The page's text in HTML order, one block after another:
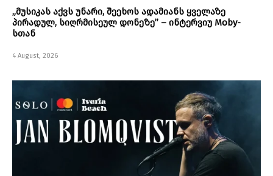
„მუსიკას აქვს უნარი, შეეხოს ადამიანს ყველაზე
პირადულ, სიღრმისეულ დონეზე” – ინტერვიუ Moby-
სთან
4 August, 2026